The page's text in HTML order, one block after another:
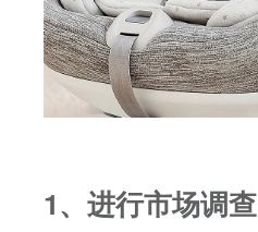
1、进行市场调查